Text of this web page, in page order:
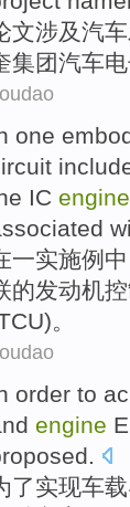
文涉及汽
集团汽车
one
IC engine
一实施例中
的发动机控
)。
order to
engine
了实现车载